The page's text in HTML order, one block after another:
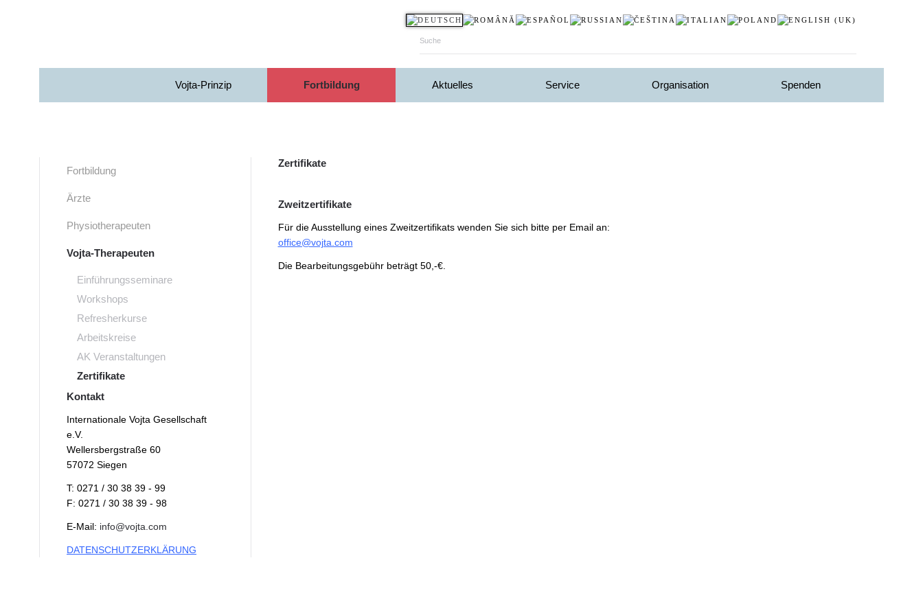
Vojta-Prinzip Fortbildung Aktuelles Service Organisation Spenden
Zertifikate
Zweitzertifikate
Für die Ausstellung eines Zweitzertifikats wenden Sie sich bitte per Email an:
office@vojta.com
Die Bearbeitungsgebühr beträgt 50,-€.
Fortbildung
Ärzte
Physiotherapeuten
Vojta-Therapeuten
Einführungsseminare
Workshops
Refresherkurse
Arbeitskreise
AK Veranstaltungen
Zertifikate
Kontakt
Internationale Vojta Gesellschaft
e.V.
Wellersbergstraße 60
57072 Siegen
T: 0271 / 30 38 39 - 99
F: 0271 / 30 38 39 - 98
E-Mail: info@vojta.com
DATENSCHUTZERKLÄRUNG